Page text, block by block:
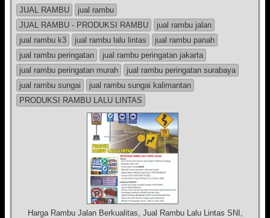
JUAL RAMBU
jual rambu
JUAL RAMBU - PRODUKSI RAMBU
jual rambu jalan
jual rambu k3
jual rambu lalu lintas
jual rambu panah
jual rambu peringatan
jual rambu peringatan jakarta
jual rambu peringatan murah
jual rambu peringatan surabaya
jual rambu sungai
jual rambu sungai kalimantan
PRODUKSI RAMBU LALU LINTAS
Harga Rambu Jalan Berkualitas, Jual Rambu Lalu Lintas SNI,